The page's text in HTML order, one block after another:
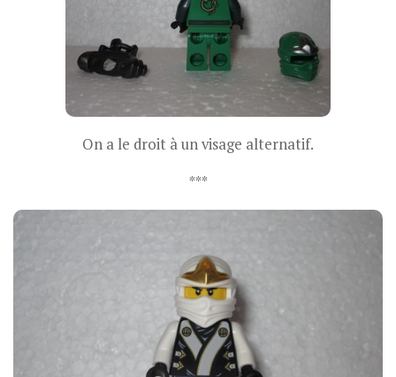
On a le droit à un visage alternatif.
***